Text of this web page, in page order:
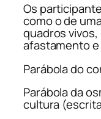
Os
como o de
quadros
afastamento
Parábola do
Parábola da
cultura